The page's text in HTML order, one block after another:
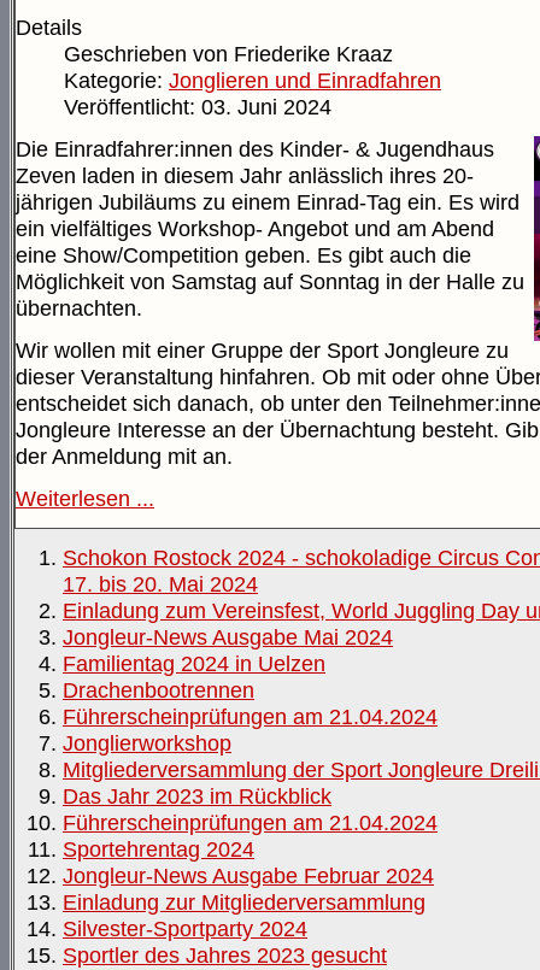
Details
Geschrieben von Friederike Kraaz
Kategorie: Jonglieren und Einradfahren
Veröffentlicht: 03. Juni 2024
Die Einradfahrer:innen des Kinder- & Jugendhaus
Zeven laden in diesem Jahr anlässlich ihres 20-
jährigen Jubiläums zu einem Einrad-Tag ein. Es wird
ein vielfältiges Workshop- Angebot und am Abend
eine Show/Competition geben. Es gibt auch die
Möglichkeit von Samstag auf Sonntag in der Halle zu
übernachten.
Wir wollen mit einer Gruppe der Sport Jongleure zu
dieser Veranstaltung hinfahren. Ob mit oder ohne
entscheidet sich danach, ob unter den
Jongleure Interesse an der Übernachtung besteht.
der Anmeldung mit an.
Weiterlesen ...
Schokon Rostock 2024 - schokoladige Circus
17. bis 20. Mai 2024
Einladung zum Vereinsfest, World Juggling Day
Jongleur-News Ausgabe Mai 2024
Familientag 2024 in Uelzen
Drachenbootrennen
Führerscheinprüfungen am 21.04.2024
Jonglierworkshop
Mitgliederversammlung der Sport Jongleure
Das Jahr 2023 im Rückblick
Führerscheinprüfungen am 21.04.2024
Sportehrentag 2024
Jongleur-News Ausgabe Februar 2024
Einladung zur Mitgliederversammlung
Silvester-Sportparty 2024
Sportler des Jahres 2023 gesucht